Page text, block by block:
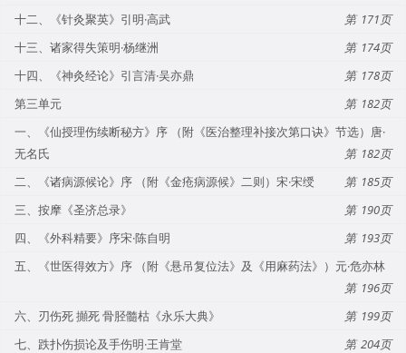
十二、《针灸聚英》引明·高武
171
十三、诸家得失策明·杨继洲
174
十四、《神灸经论》引言清·吴亦鼎
178
第三单元
182
一、《仙授理伤续断秘方》序 （附《医治整理补接次第口诀》节选）唐·
无名氏
182
二、《诸病源候论》序 （附《金疮病源候》二则）宋·宋绶
185
三、按摩《圣济总录》
190
四、《外科精要》序宋·陈自明
193
五、《世医得效方》序 （附《悬吊复位法》及《用麻药法》）元·危亦林
196
六、刃伤死 攧死 骨胫髓枯《永乐大典》
199
七、跌扑伤损论及手伤明·王肯堂
204